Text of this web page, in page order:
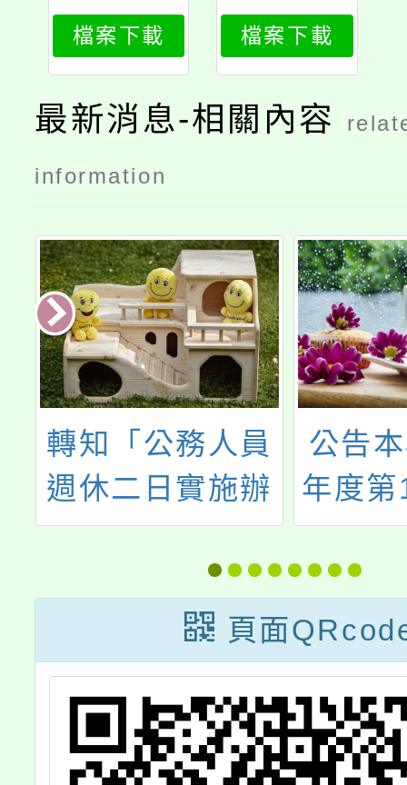
教學支援人
員甄選簡章
公告版
檔案下載
教學支援人
員甄選簡章
公告版
檔案下載
最新消息-相關內容
information
轉知「公務人員
週休二日實施辦
法」，業經行政
院會同考試院於
113年8月29日
發布廢止，檢送
發布令影本、原
條文及廢止理由
公告
年度
次本
援工
頁面